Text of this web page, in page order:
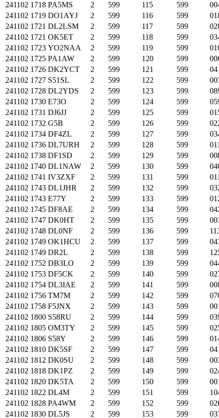
241102 1718 PA5MS 2 599 115 599
241102 1719 DO1AYJ 2 599 116 599
241102 1721 DL2LSM 2 599 117 599
241102 1721 OK5ET 2 599 118 599
241102 1723 YO2NAA 2 599 119 599
241102 1725 PA1AW 2 599 120 599
241102 1726 DK2YCT 2 599 121 599
241102 1727 S51SL 2 599 122 599
241102 1728 DL2YDS 2 599 123 599
241102 1730 E73O 2 599 124 599
241102 1731 DJ6JJ 2 599 125 599
241102 1732 G5B 2 599 126 599
241102 1734 DF4ZL 2 599 127 599
241102 1736 DL7URH 2 599 128 599
241102 1738 DF1SD 2 599 129 599
241102 1740 DL1NAW 2 599 130 599
241102 1741 IV3ZXF 2 599 131 599
241102 1743 DL1JHR 2 599 132 599
241102 1743 E77Y 2 599 133 599
241102 1745 DF8AE 2 599 134 599
241102 1747 DK0HT 2 599 135 599
241102 1748 DL0NF 2 599 136 599
241102 1749 OK1HCU 2 599 137 599
241102 1749 DR2L 2 599 138 599
241102 1752 DB3LO 2 599 139 599
241102 1753 DF5CK 2 599 140 599
241102 1754 DL3IAE 2 599 141 599
241102 1756 TM7M 2 599 142 599
241102 1758 F5JNX 2 599 143 599
241102 1800 S58RU 2 599 144 599
241102 1805 OM3TY 2 599 145 599
241102 1806 S58Y 2 599 146 599
241102 1810 DK5SF 2 599 147 599
241102 1812 DK0SU 2 599 148 599
241102 1818 DK1PZ 2 599 149 599
241102 1820 DK5TA 2 599 150 599
241102 1822 DL4M 2 599 151 599
241102 1828 PA4WM 2 599 152 599
241102 1830 DL5JS 2 599 153 599